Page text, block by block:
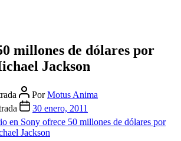
millones de dólares por
Jackson
PorMotus Anima
30 enero, 2011
en Sony ofrece 50 millones de dólares por
Jackson